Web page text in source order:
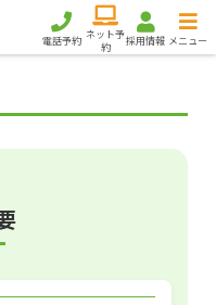
電話予約 ネット予
約
採用情報 メニュー